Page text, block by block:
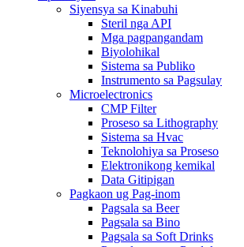
Siyensya sa Kinabuhi
Steril nga API
Mga pagpangandam
Biyolohikal
Sistema sa Publiko
Instrumento sa Pagsulay
Microelectronics
CMP Filter
Proseso sa Lithography
Sistema sa Hvac
Teknolohiya sa Proseso
Elektronikong kemikal
Data Gitipigan
Pagkaon ug Pag-inom
Pagsala sa Beer
Pagsala sa Bino
Pagsala sa Soft Drinks